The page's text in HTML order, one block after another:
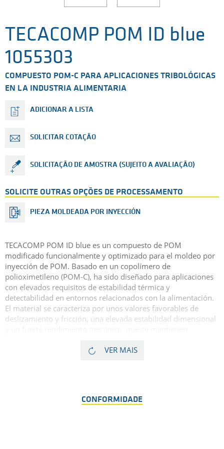
TECACOMP POM ID blue
1055303
COMPUESTO POM-C PARA APLICACIONES TRIBOLÓGICAS
EN LA INDUSTRIA ALIMENTARIA
ADICIONAR A LISTA
SOLICITAR COTAÇÃO
SOLICITAÇÃO DE AMOSTRA (SUJEITO A AVALIAÇÃO)
SOLICITE OUTRAS OPÇÕES DE PROCESSAMENTO
PIEZA MOLDEADA POR INYECCIÓN
TECACOMP POM ID blue es un compuesto de POM
modificado funcionalmente y optimizado para el moldeo por
inyección de POM. Basado en un copolímero de
polioximetileno (POM-C), ha sido diseñado para aplicaciones
con elevados requisitos de estabilidad térmica y
detectabilidad en entornos relacionados con la alimentación.
El material se caracteriza por unos valores favorables de
deslizamiento y fricción, una elevada estabilidad dimensional
También son posibles cargas térmicas de corta duración de
sean detectados de forma fiable por sistemas metálicos y de
VER MAIS
CONFORMIDADE